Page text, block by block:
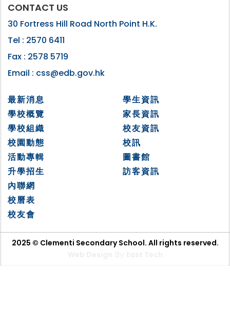
CONTACT US
30 Fortress Hill Road North Point H.K.
Tel : 2570 6411
Fax : 2578 5719
Email : css@edb.gov.hk
最新消息
學校概覽
學校組織
校園動態
活動專輯
升學招生
學生資訊
家長資訊
校友資訊
校訊
圖書館
訪客資訊
內聯網
校曆表
校友會
2025 © Clementi Secondary School. All rights reserved.